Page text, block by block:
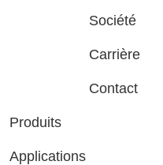
Société
Carrière
Contact
Produits
Applications